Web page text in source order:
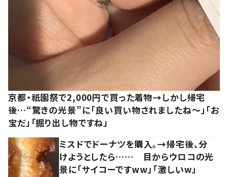
京都・祇園祭で2,000円で買った着物→しかし帰宅
後…“驚きの光景”に「良い買い物されましたね～」「お
宝だ」「掘り出し物ですね」
ミスドでドーナツを購入。→帰宅後、分
けようとしたら…… 目からウロコの光
景に「サイコーですww」「激しいw」